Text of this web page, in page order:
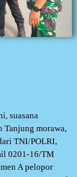
suasana
Tanjung morawa,
TNI/POLRI,
0201-16/TM
A pelopor